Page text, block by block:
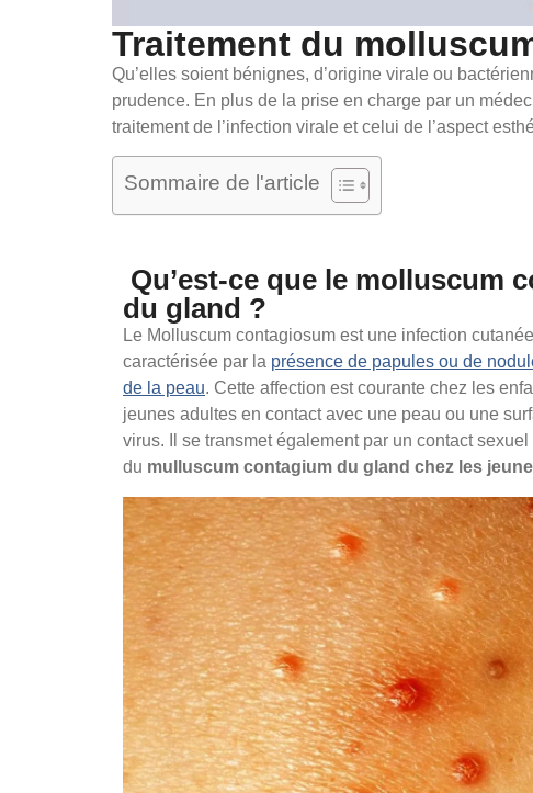
Traitement du
Qu’elles soient bénignes, d’origine virale ou
prudence. En plus de la prise en charge par un
traitement de l’infection virale et celui de l’aspect
Sommaire de l'article
Qu’est-ce que le molluscum
du gland ?
Le Molluscum contagiosum est une infection
caractérisée par la présence de papules ou de
de la peau. Cette affection est courante chez les
jeunes adultes en contact avec une peau ou une
virus. Il se transmet également par un contact
du mulluscum contagium du gland chez les